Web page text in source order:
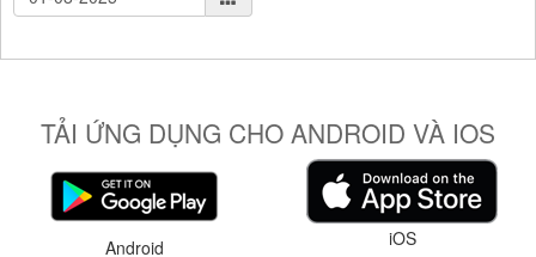
TẢI ỨNG DỤNG CHO ANDROID VÀ IOS
Android iOS